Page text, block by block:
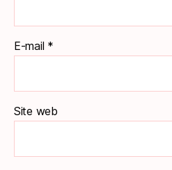
E-mail *
Site web